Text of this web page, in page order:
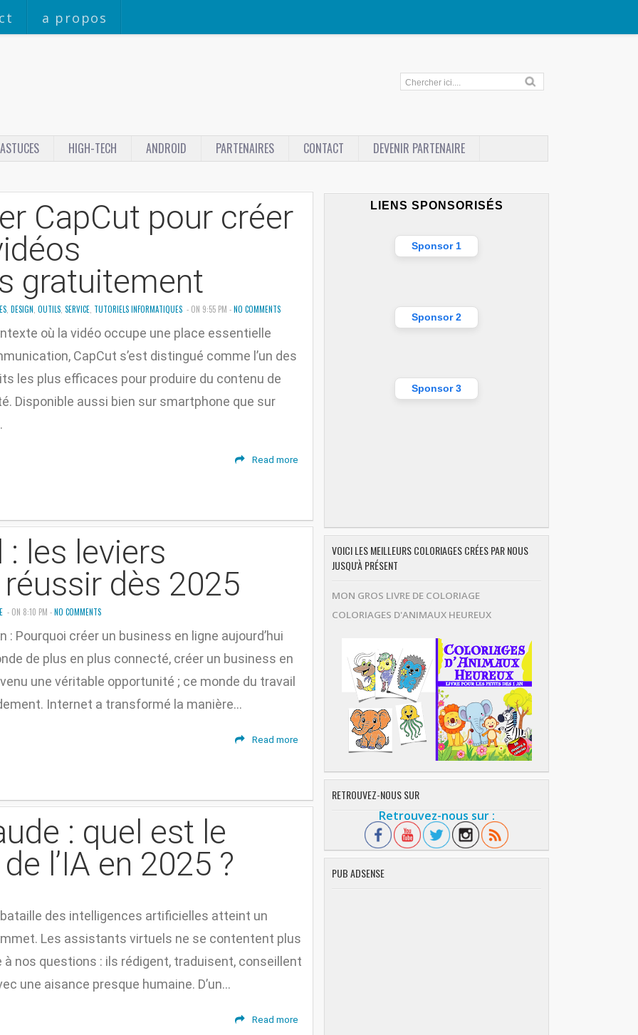
a propos
ASTUCES HIGH-TECH ANDROID PARTENAIRES CONTACT
DEVENIR PARTENAIRE
CapCut pour créer
gratuitement
DESIGN OUTILS SERVICE TUTORIELS INFORMATIQUES - ON 9:55 PM -NO COMMENTS
où la vidéo occupe une place essentielle
CapCut s’est distingué comme l’un des
les plus efficaces pour produire du contenu de
Disponible aussi bien sur smartphone que sur
Read more
les leviers
dès 2025
- ON 8:10 PM -NO COMMENTS
: Pourquoi créer un business en ligne aujourd’hui
de plus en plus connecté, créer un business en
une véritable opportunité ; ce monde du travail
Internet a transformé la manière...
Read more
: quel est le
l’IA en 2025 ?
bataille des intelligences artificielles atteint un
Les assistants virtuels ne se contentent plus
à nos questions : ils rédigent, traduisent, conseillent
une aisance presque humaine. D’un...
Read more
LIENS SPONSORISÉS
Sponsor 1
Sponsor 2
Sponsor 3
VOICI LES MEILLEURS COLORIAGES CRÉES PAR NOUS
JUSQU'À PRÉSENT
MON GROS LIVRE DE COLORIAGE
COLORIAGES D'ANIMAUX HEUREUX
RETROUVEZ-NOUS SUR
Retrouvez-nous sur :
PUB ADSENSE